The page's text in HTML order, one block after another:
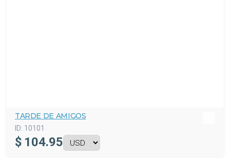
TARDE DE AMIGOS
ID: 10101
$ 104.95